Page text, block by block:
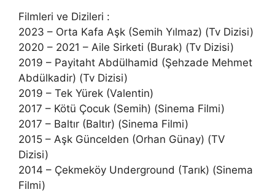
Filmleri ve Dizileri :
2023 – Orta Kafa Aşk (Semih Yılmaz) (Tv Dizisi)
2020 – 2021 – Aile Sirketi (Burak) (Tv Dizisi)
2019 – Payitaht Abdülhamid (Şehzade Mehmet
Abdülkadir) (Tv Dizisi)
2019 – Tek Yürek (Valentin)
2017 – Kötü Çocuk (Semih) (Sinema Filmi)
2017 – Baltır (Baltır) (Sinema Filmi)
2015 – Aşk Güncelden (Orhan Günay) (TV
Dizisi)
2014 – Çekmeköy Underground (Tarık) (Sinema
Filmi)